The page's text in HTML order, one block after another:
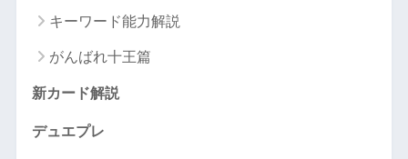
キーワード能力解説
がんばれ十王篇
新カード解説
デュエプレ